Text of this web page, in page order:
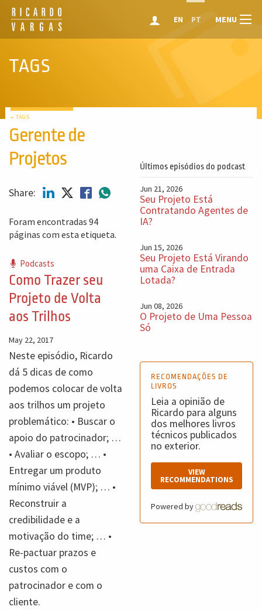
EN PT MENU
TAGS
← TAGS
Gerente de
Projetos
Share:
Foram encontradas 94
páginas com esta etiqueta.
Podcasts
Como Trazer seu
Projeto de Volta
aos Trilhos
May 22, 2017
Neste episódio, Ricardo
dá 5 dicas de como
podemos colocar de volta
aos trilhos um projeto
problemático: • Buscar o
apoio do patrocinador; …
• Avaliar o escopo; … •
Entregar um produto
mínimo viável (MVP); … •
Reconstruir a
credibilidade e a
motivação do time; … •
Re-pactuar prazos e
custos com o
patrocinador e com o
cliente.
Últimos episódios do podcast
Jun 21, 2026
Seu Projeto Está
Contratando Agentes de
IA?
Jun 15, 2026
Seu Projeto Está Virando
uma Caixa de Entrada
Lotada?
Jun 08, 2026
O Projeto de Uma Pessoa
Só
RECOMENDAÇÕES DE
LIVROS
Leia a opinião de
Ricardo para alguns
dos melhores livros
técnicos publicados
no exterior.
VIEW
RECOMMENDATIONS
Powered by